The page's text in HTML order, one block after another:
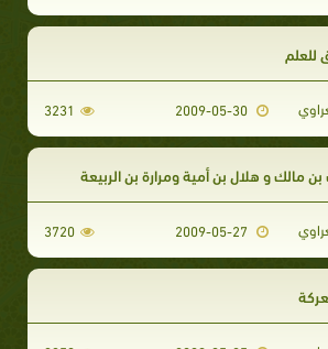
للعلم
2009-05-30
3231
مالك و هلال بن أمية ومرارة بن الربيعة
3720